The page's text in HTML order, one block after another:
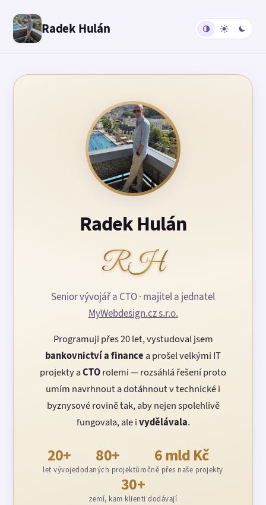
Radek Hulán
Radek Hulán
RH
Senior vývojář a CTO · majitel a jednatel
MyWebdesign.cz s.r.o.
Programuji přes 20 let, vystudoval jsem
bankovnictví a finance a prošel velkými IT
projekty aCTOrolemi — rozsáhlá řešení proto
umím navrhnout a dotáhnout v technické i
byznysové rovině tak, aby nejen spolehlivě
fungovala, ale ivydělávala.
20+
let vývoje
80+
dodaných projektů
6 mld Kč
ročně přes naše projekty
30+
zemí, kam klienti dodávají